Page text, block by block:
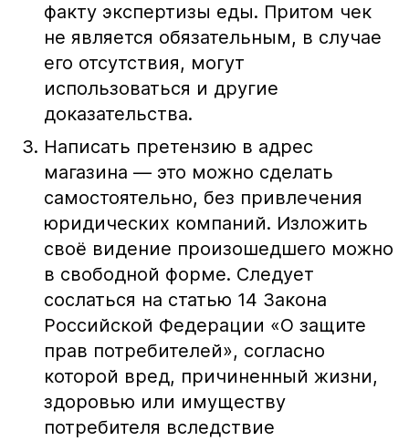
факту экспертизы еды. Притом чек
не является обязательным, в случае
его отсутствия, могут
использоваться и другие
доказательства.
Написать претензию в адрес
магазина — это можно сделать
самостоятельно, без привлечения
юридических компаний. Изложить
своё видение произошедшего можно
в свободной форме. Следует
сослаться на статью 14 Закона
Российской Федерации «О защите
прав потребителей», согласно
которой вред, причиненный жизни,
здоровью или имуществу
потребителя вследствие